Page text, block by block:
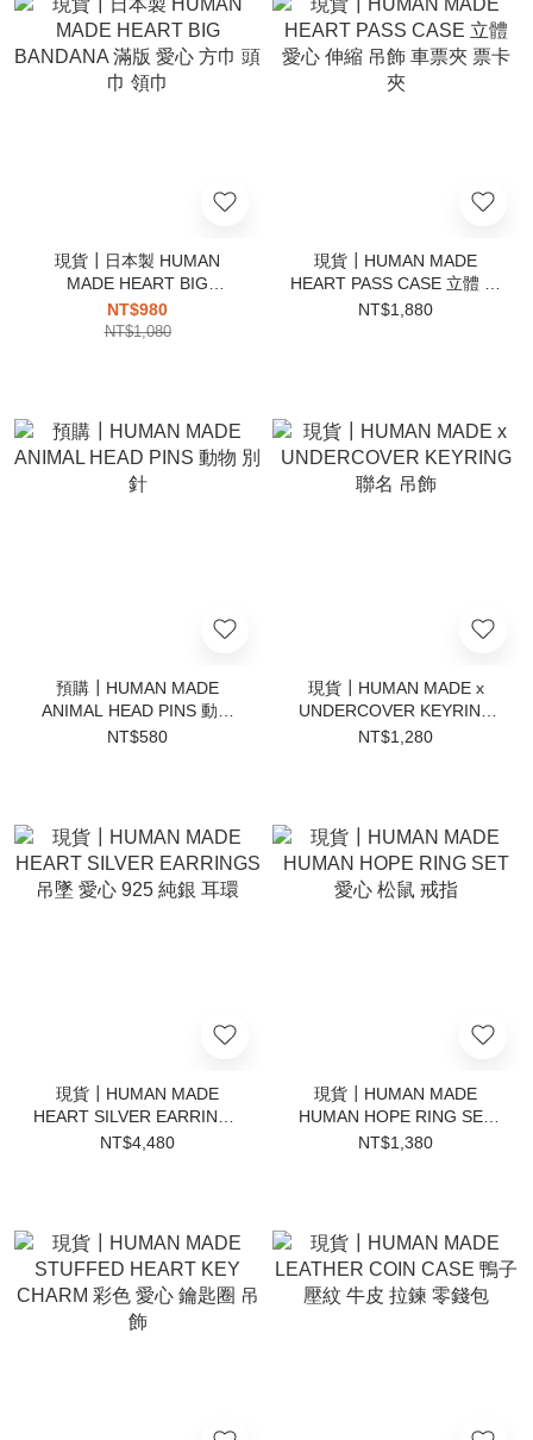
現貨┃日本製 HUMAN
MADE HEART BIG
BANDANA 滿版 愛心 方巾
頭巾 領巾
NT$980
NT$1,080
現貨┃HUMAN MADE
HEART PASS CASE 立體 愛
心 伸縮 吊飾 車票夾 票卡夾
NT$1,880
預購┃HUMAN MADE
ANIMAL HEAD PINS 動物
別針
NT$580
現貨┃HUMAN MADE x
UNDERCOVER KEYRING
聯名 吊飾
NT$1,280
現貨┃HUMAN MADE
HEART SILVER EARRINGS
吊墜 愛心 925 純銀 耳環
NT$4,480
現貨┃HUMAN MADE
HUMAN HOPE RING SET
愛心 松鼠 戒指
NT$1,380